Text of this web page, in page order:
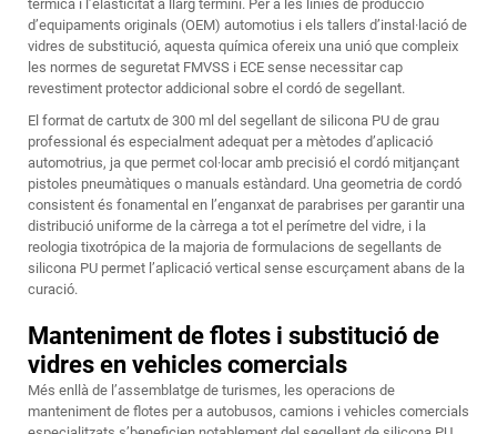
tèrmica i l’elasticitat a llarg termini. Per a les línies de producció
d’equipaments originals (OEM) automotius i els tallers d’instal·lació de
vidres de substitució, aquesta química ofereix una unió que compleix
les normes de seguretat FMVSS i ECE sense necessitar cap
revestiment protector addicional sobre el cordó de segellant.
El format de cartutx de 300 ml del segellant de silicona PU de grau
professional és especialment adequat per a mètodes d’aplicació
automotrius, ja que permet col·locar amb precisió el cordó mitjançant
pistoles pneumàtiques o manuals estàndard. Una geometria de cordó
consistent és fonamental en l’enganxat de parabrises per garantir una
distribució uniforme de la càrrega a tot el perímetre del vidre, i la
reologia tixotrópica de la majoria de formulacions de segellants de
silicona PU permet l’aplicació vertical sense escurçament abans de la
curació.
Manteniment de flotes i substitució de
vidres en vehicles comercials
Més enllà de l’assemblatge de turismes, les operacions de
manteniment de flotes per a autobusos, camions i vehicles comercials